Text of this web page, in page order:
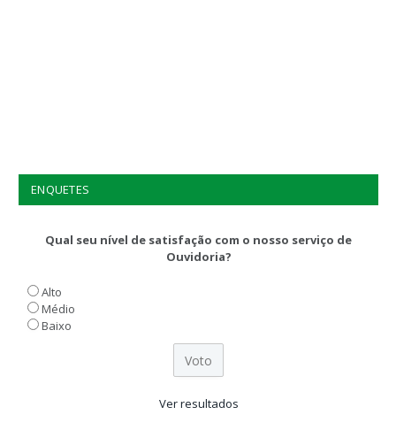
ENQUETES
Qual seu nível de satisfação com o nosso serviço de
Ouvidoria?
Alto
Médio
Baixo
Ver resultados